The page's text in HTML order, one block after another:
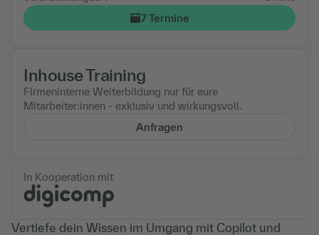
7 Termine
Inhouse Training
Firmeninterne Weiterbildung nur für eure
Mitarbeiter:innen - exklusiv und wirkungsvoll.
Anfragen
In Kooperation mit
Vertiefe dein Wissen im Umgang mit Copilot und